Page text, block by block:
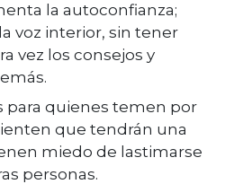
la autoconfianza;
voz interior, sin tener
vez los consejos y
para quienes temen por
que tendrán una
miedo de lastimarse
personas.